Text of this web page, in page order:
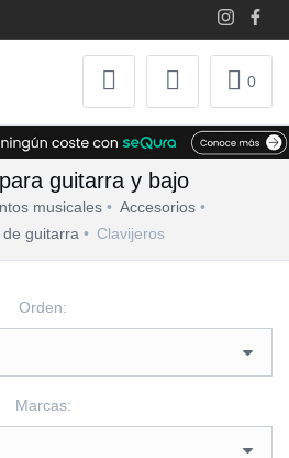
0
guitarra y bajo
musicales
Accesorios
de guitarra
Clavijeros
Orden:
Marcas: